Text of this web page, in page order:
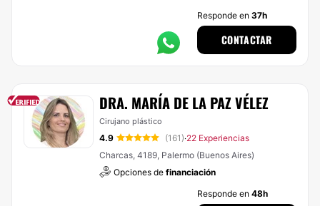
Responde en 37h
CONTACTAR
DRA. MARÍA DE LA PAZ VÉLEZ
Cirujano plástico
4.9 (161)·22 Experiencias
Charcas, 4189, Palermo (Buenos Aires)
Opciones de financiación
Responde en 48h